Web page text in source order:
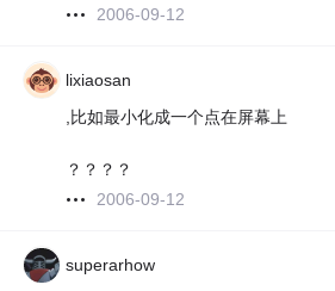
2006-09-12
lixiaosan
,比如最小化成一个点在屏幕上
？？？？
2006-09-12
superarhow